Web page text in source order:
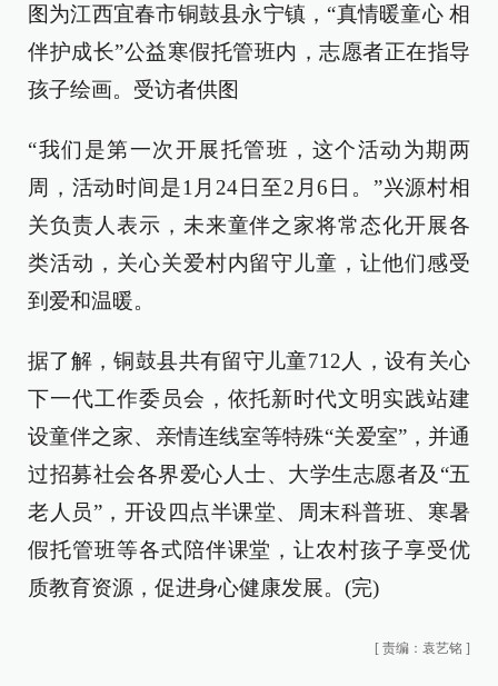
图为江西宜春市铜鼓县永宁镇，“真情暖童心 相
伴护成长”公益寒假托管班内，志愿者正在指导
孩子绘画。受访者供图
“我们是第一次开展托管班，这个活动为期两
周，活动时间是1月24日至2月6日。”兴源村相
关负责人表示，未来童伴之家将常态化开展各
类活动，关心关爱村内留守儿童，让他们感受
到爱和温暖。
据了解，铜鼓县共有留守儿童712人，设有关心
下一代工作委员会，依托新时代文明实践站建
设童伴之家、亲情连线室等特殊“关爱室”，并通
过招募社会各界爱心人士、大学生志愿者及“五
老人员”，开设四点半课堂、周末科普班、寒暑
假托管班等各式陪伴课堂，让农村孩子享受优
质教育资源，促进身心健康发展。(完)
[ 责编：袁艺铭 ]